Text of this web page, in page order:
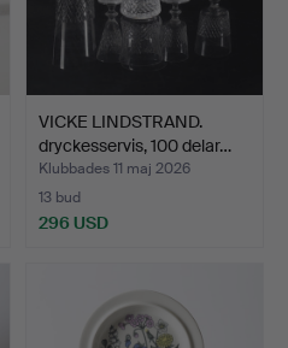
VICKE LINDSTRAND.
dryckesservis, 100 delar…
Klubbades 11 maj 2026
13 bud
296 USD